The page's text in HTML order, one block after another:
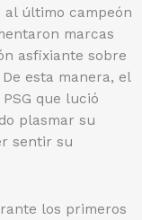
último campeón
marcas
asfixiante sobre
esta manera, el
que lució
plasmar su
sentir su
los primeros